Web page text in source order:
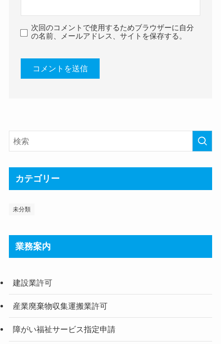
次回のコメントで使用するためブラウザーに自分
の名前、メールアドレス、サイトを保存する。
カテゴリー
未分類
業務案内
建設業許可
産業廃棄物収集運搬業許可
障がい福祉サービス指定申請